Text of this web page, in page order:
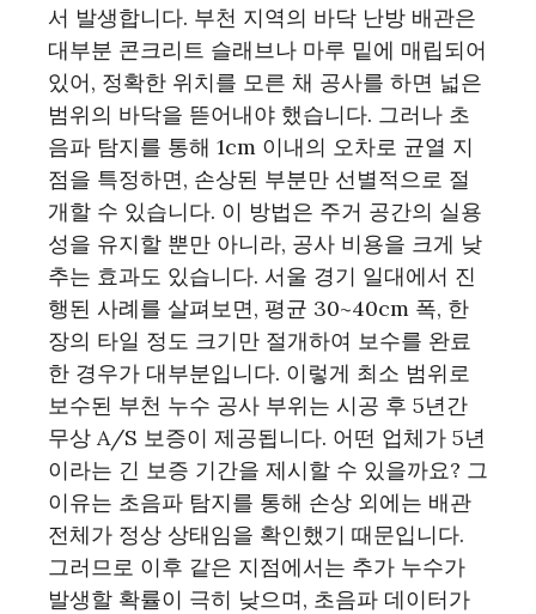
서 발생합니다. 부천 지역의 바닥 난방 배관은
대부분 콘크리트 슬래브나 마루 밑에 매립되어
있어, 정확한 위치를 모른 채 공사를 하면 넓은
범위의 바닥을 뜯어내야 했습니다. 그러나 초
음파 탐지를 통해 1cm 이내의 오차로 균열 지
점을 특정하면, 손상된 부분만 선별적으로 절
개할 수 있습니다. 이 방법은 주거 공간의 실용
성을 유지할 뿐만 아니라, 공사 비용을 크게 낮
추는 효과도 있습니다. 서울 경기 일대에서 진
행된 사례를 살펴보면, 평균 30~40cm 폭, 한
장의 타일 정도 크기만 절개하여 보수를 완료
한 경우가 대부분입니다. 이렇게 최소 범위로
보수된 부천 누수 공사 부위는 시공 후 5년간
무상 A/S 보증이 제공됩니다. 어떤 업체가 5년
이라는 긴 보증 기간을 제시할 수 있을까요? 그
이유는 초음파 탐지를 통해 손상 외에는 배관
전체가 정상 상태임을 확인했기 때문입니다.
그러므로 이후 같은 지점에서는 추가 누수가
발생할 확률이 극히 낮으며, 초음파 데이터가